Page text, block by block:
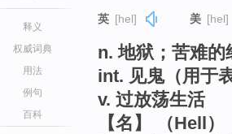
释义
权威词典
用法
例句
百科
英 [hel] 美 [hel]
n. 地狱；苦难
int. 见鬼（用于
v. 过放荡生活
【名】 （Hell